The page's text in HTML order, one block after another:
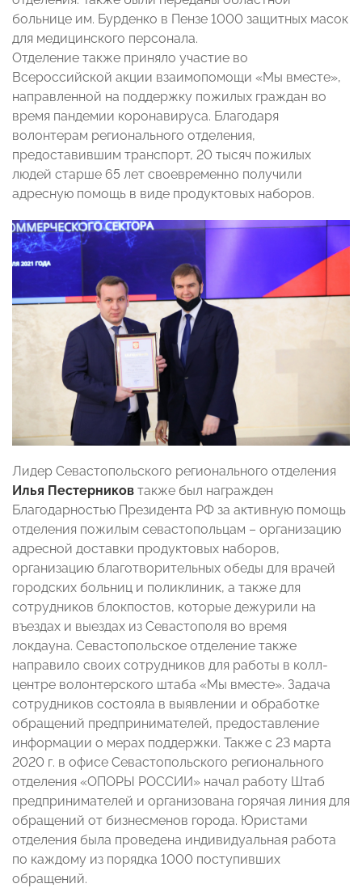
больнице им. Бурденко в Пензе 1000 защитных масок
для медицинского персонала.
Отделение также приняло участие во
Всероссийской акции взаимопомощи «Мы вместе»,
направленной на поддержку пожилых граждан во
время пандемии коронавируса. Благодаря
волонтерам регионального отделения,
предоставившим транспорт, 20 тысяч пожилых
людей старше 65 лет своевременно получили
адресную помощь в виде продуктовых наборов.
Лидер Севастопольского регионального отделения
Илья Пестерников также был награжден
Благодарностью Президента РФ за активную помощь
отделения пожилым севастопольцам – организацию
адресной доставки продуктовых наборов,
организацию благотворительных обеды для врачей
городских больниц и поликлиник, а также для
сотрудников блокпостов, которые дежурили на
въездах и выездах из Севастополя во время
локдауна. Севастопольское отделение также
направило своих сотрудников для работы в колл-
центре волонтерского штаба «Мы вместе». Задача
сотрудников состояла в выявлении и обработке
обращений предпринимателей, предоставление
информации о мерах поддержки. Также с 23 марта
2020 г. в офисе Севастопольского регионального
отделения «ОПОРЫ РОССИИ» начал работу Штаб
предпринимателей и организована горячая линия для
обращений от бизнесменов города. Юристами
отделения была проведена индивидуальная работа
по каждому из порядка 1000 поступивших
обращений.